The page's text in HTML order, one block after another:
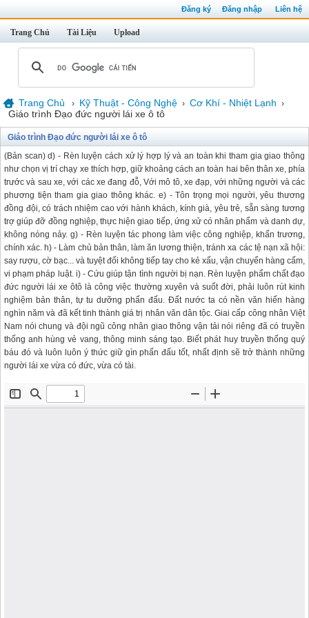
Đăng ký Đăng nhập Liên hệ
Trang Chủ Tài Liệu Upload
Trang Chủ › Kỹ Thuật - Công Nghệ › Cơ Khí - Nhiệt Lạnh ›
Giáo trình Đạo đức người lái xe ô tô
Giáo trình Đạo đức người lái xe ô tô
(Bản scan) d) - Rèn luyện cách xử lý hợp lý và an toàn khi tham gia giao thông
như chọn vị trí chạy xe thích hợp, giữ khoảng cách an toàn hai bên thân xe, phía
trước và sau xe, với các xe đang đỗ, Với mô tô, xe đạp, với những người và các
phương tiện tham gia giao thông khác. e) - Tôn trọng mọi người, yêu thương
đồng đội, có trách nhiệm cao với hành khách, kính già, yêu trẻ, sẵn sàng tương
trợ giúp đỡ đồng nghiệp, thực hiện giao tiếp, ứng xử có nhân phẩm và danh dự,
không nóng nảy. g) - Rèn luyện tác phong làm việc công nghiệp, khấn trương,
chính xác. h) - Làm chủ bản thân, làm ăn lương thiện, tránh xa các tệ nạn xã hội:
say rượu, cờ bạc... và tuyệt đối không tiếp tay cho kẻ xấu, vận chuyển hàng cấm,
vi phạm pháp luật. i) - Cứu giúp tận tình người bị nạn. Rèn luyện phẩm chất đạo
đức người lái xe ôtô là công việc thường xuyên và suốt đời, phải luôn rút kinh
nghiệm bản thân, tự tu dưỡng phấn đấu. Đất nước ta có nền văn hiến hàng
nghìn năm và đã kết tinh thành giá trị nhân văn dân tộc. Giai cấp công nhân Việt
Nam nói chung và đội ngũ công nhân giao thông vận tải nói riêng đã có truyền
thống anh hùng vẻ vang, thông minh sáng tạo. Biết phát huy truyền thống quý
báu đó và luôn luôn ý thức giữ gìn phấn đấu tốt, nhất định sẽ trở thành những
người lái xe vừa có đức, vừa có tài.